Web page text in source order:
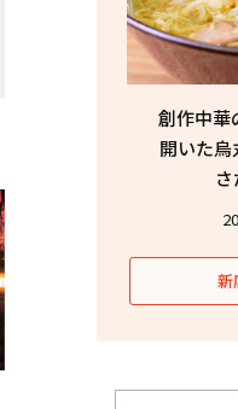
創作中華
開いた烏
新